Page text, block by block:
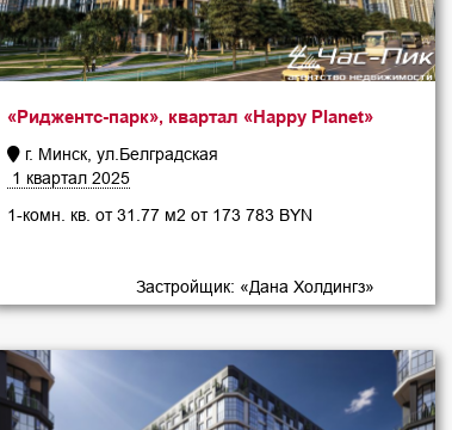
«Риджентс-парк», квартал «Happy Planet»
г. Минск, ул.Белградская
1 квартал 2025
1-комн. кв. от 31.77 м2 от 173 783 BYN
Застройщик: «Дана Холдингз»